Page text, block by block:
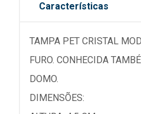
Características
TAMPA PET CRISTAL
FURO. CONHECIDA
DOMO.
DIMENSÕES: